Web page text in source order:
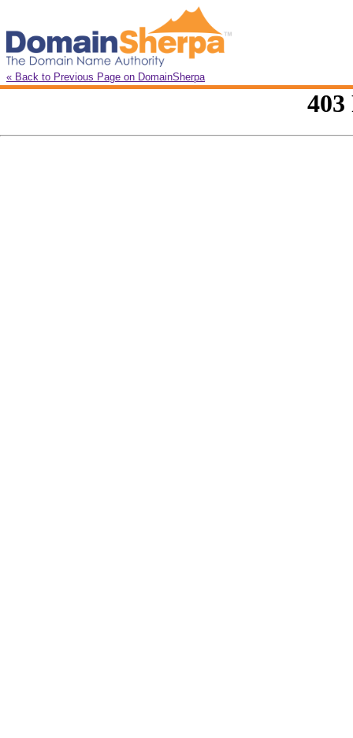
« Back to Previous Page on DomainSherpa